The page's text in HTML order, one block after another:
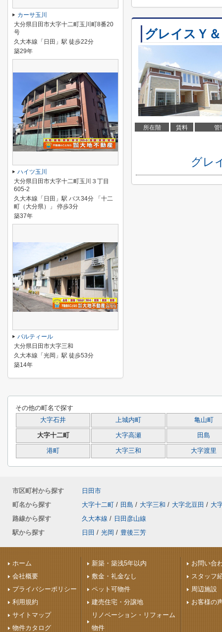
グレイスＹ
所在階 賃料 管
グレ
カーサ玉川
大分県日田市大字十二町玉川町8番20
号
久大本線「日田」駅 徒歩22分
築29年
ハイツ玉川
大分県日田市大字十二町玉川３丁目
605-2
久大本線「日田」駅 バス34分 「十二
町（大分県）」 停歩3分
築37年
パルティール
大分県日田市大字三和
久大本線「光岡」駅 徒歩53分
築14年
その他の町名で探す
大字石井 上城内町 亀山町
大字十二町 大字高瀬 田島
港町 大字三和 大字渡里
市区町村から探す
日田市
町名から探す
大字十二町 / 田島 / 大字三和 / 大字北豆田 / 大
路線から探す
久大本線 / 日田彦山線
駅から探す
日田 / 光岡 / 豊後三芳
ホーム
会社概要
プライバシーポリシー
利用規約
サイトマップ
物件カタログ
新築・築浅5年以内
敷金・礼金なし
ペット可物件
建売住宅・分譲地
リノベーション・リフォーム
物件
お問い合
スタッフ
周辺施設
お客様の